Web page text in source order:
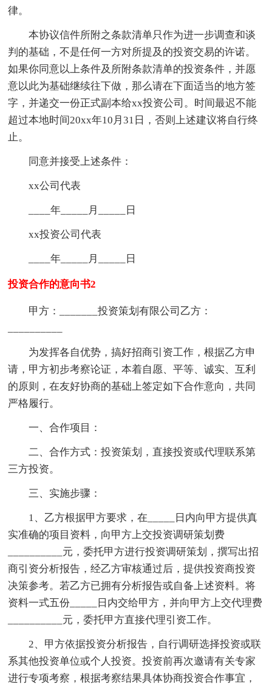
律。
本协议信件所附之条款清单只作为进一步调查和谈
判的基础，不是任何一方对所提及的投资交易的许诺。
如果你同意以上条件及所附条款清单的投资条件，并愿
意以此为基础继续往下做，那么请在下面适当的地方签
字，并递交一份正式副本给xx投资公司。时间最迟不能
超过本地时间20xx年10月31日，否则上述建议将自行终
止。
同意并接受上述条件：
xx公司代表
____年_____月_____日
xx投资公司代表
____年_____月_____日
投资合作的意向书2
甲方：_______投资策划有限公司乙方：
为发挥各自优势，搞好招商引资工作，根据乙方申
请，甲方初步考察论证，本着自愿、平等、诚实、互利
的原则，在友好协商的基础上签定如下合作意向，共同
严格履行。
一、合作项目：
二、合作方式：投资策划，直接投资或代理联系第
三方投资。
三、实施步骤：
1、乙方根据甲方要求，在_____日内向甲方提供真
实准确的项目资料，向甲方上交投资调研策划费
__________元，委托甲方进行投资调研策划，撰写出招
商引资分析报告，经乙方审核通过后，提供投资商投资
决策参考。若乙方已拥有分析报告或自备上述资料。将
资料一式五份_____日内交给甲方，并向甲方上交代理费
__________元，委托甲方直接代理引资工作。
2、甲方依据投资分析报告，自行调研选择投资或联
系其他投资单位或个人投资。投资前再次邀请有关专家
进行专项考察，根据考察结果具体协商投资合作事宜，